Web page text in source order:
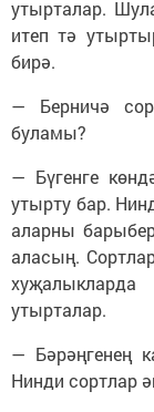
утырталар.
итеп тә
бирә.
— Берничә
буламы?
— Бүгенге
утырту бар.
аларны
аласың.
утырталар.
— Бәрәңгенең
Нинди сортлар